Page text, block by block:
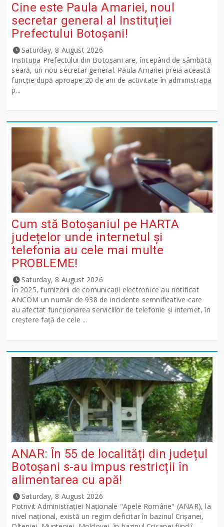
Cine este Paula Amariei, noul
secretar general al Instituției
Prefectului Botoșani!
Saturday, 8 August 2026
Instituția Prefectului din Botoșani are, începând de sâmbătă
seară, un nou secretar general. Paula Amariei preia această
funcție după aproape 20 de ani de activitate în administrația
p...
Cum stă Botoșaniul pe HARTA
județelor unde internetul și
telefonia au cele mai multe
PROBLEME!
Saturday, 8 August 2026
În 2025, furnizorii de comunicații electronice au notificat
ANCOM un număr de 938 de incidente semnificative care
au afectat funcționarea serviciilor de telefonie și internet, în
creștere față de cele ...
ANAR: În 55 de localități din județul
Botoșani s-au impus restricții în
alimentarea cu apă!
Saturday, 8 August 2026
Potrivit Administraţiei Naţionale "Apele Române" (ANAR), la
nivel naţional, există un regim deficitar în bazinul Crişanei,